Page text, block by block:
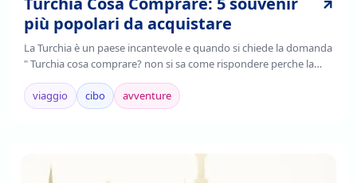
più popolari da acquistare
La Turchia è un paese incantevole e quando si chiede la domanda
" Turchia cosa comprare? non si sa come rispondere perche la
Turchia è un paese ricco di tante arti e pezzi di storia da aquistare,
Continua a leggere per sapere i souvenir della Turchia da
aquistare!
viaggio cibo avventure